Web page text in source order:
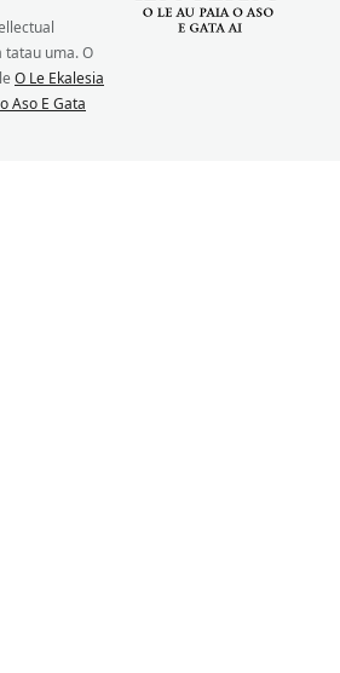
tatau uma. O
O Le Ekalesia
Aso E Gata